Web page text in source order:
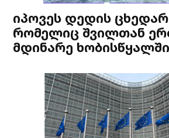
იპოვეს დედის
რომელიც შვილთან
მდინარე